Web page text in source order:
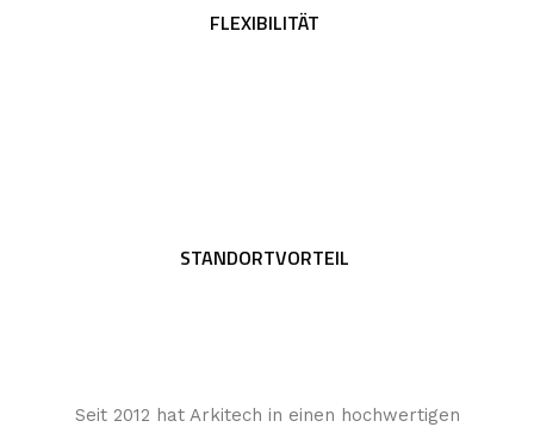
FLEXIBILITÄT
STANDORTVORTEIL
Seit 2012 hat Arkitech in einen hochwertigen